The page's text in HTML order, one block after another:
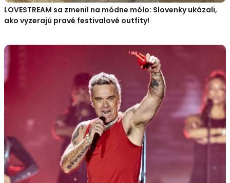
LOVESTREAM sa zmenil na módne mólo: Slovenky ukázali,
ako vyzerajú pravé festivalové outfity!